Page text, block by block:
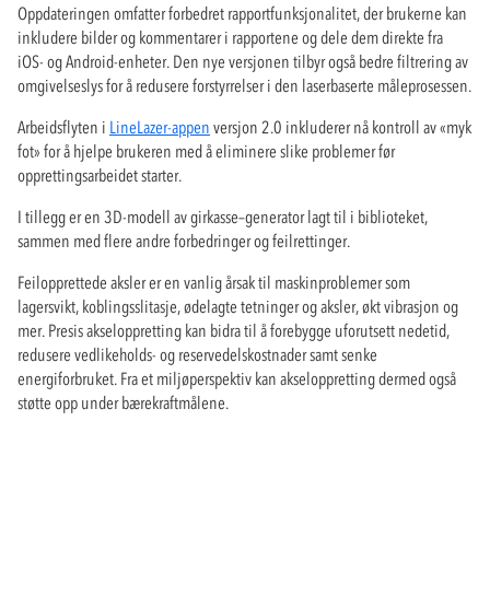
Oppdateringen omfatter forbedret rapportfunksjonalitet, der brukerne kan
inkludere bilder og kommentarer i rapportene og dele dem direkte fra
iOS- og Android-enheter. Den nye versjonen tilbyr også bedre filtrering av
omgivelseslys for å redusere forstyrrelser i den laserbaserte måleprosessen.
Arbeidsflyten i LineLazer-appen versjon 2.0 inkluderer nå kontroll av «myk
fot» for å hjelpe brukeren med å eliminere slike problemer før
opprettingsarbeidet starter.
I tillegg er en 3D-modell av girkasse–generator lagt til i biblioteket,
sammen med flere andre forbedringer og feilrettinger.
Feilopprettede aksler er en vanlig årsak til maskinproblemer som
lagersvikt, koblingsslitasje, ødelagte tetninger og aksler, økt vibrasjon og
mer. Presis akseloppretting kan bidra til å forebygge uforutsett nedetid,
redusere vedlikeholds- og reservedelskostnader samt senke
energiforbruket. Fra et miljøperspektiv kan akseloppretting dermed også
støtte opp under bærekraftmålene.